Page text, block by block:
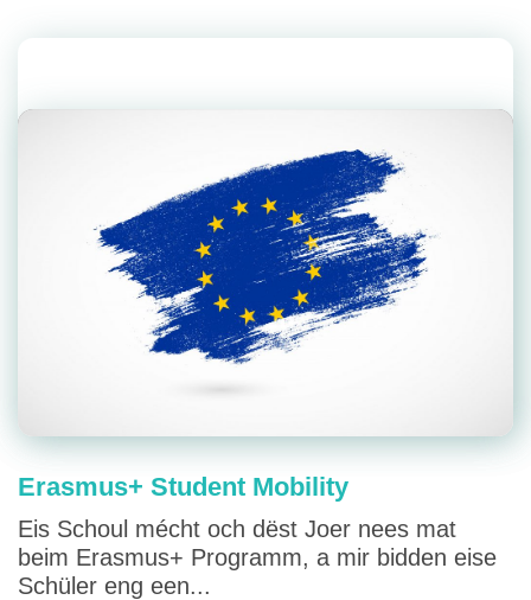
Erasmus+ Student Mobility
Eis Schoul mécht och dëst Joer nees mat
beim Erasmus+ Programm, a mir bidden eise
Schüler eng een...